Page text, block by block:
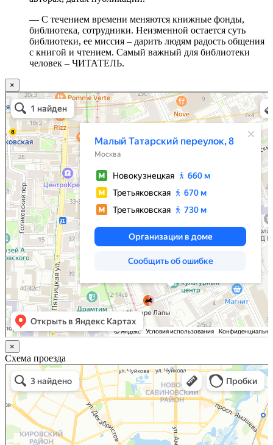
— С течением времени меняются книжные фонды,
библиотека, сотрудники. Неизменной остается суть
библиотеки, ее миссия – дарить людям радость общения
с книгой и чтением. Самый важный для библиотеки
человек – ЧИТАТЕЛЬ.
×
Москва
Малый Татарский переулок, 8 на карте Москвы, ближайшее метро Новокузнецкая —
Яндекс.Карты
×
Схема проезда
Казань
Малый Татарский переулок, 8 на карте Москвы, ближайшее метро Новокузнецкая —
Яндекс.Карты